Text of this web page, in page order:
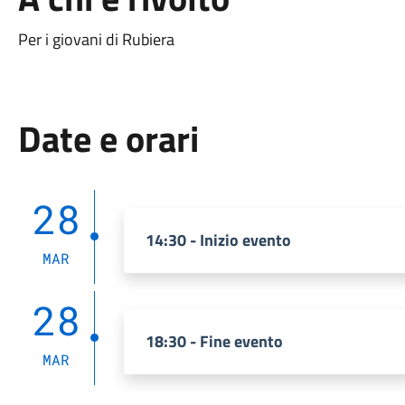
Per i giovani di Rubiera
Date e orari
28
MAR
14:30 - Inizio evento
28
MAR
18:30 - Fine evento